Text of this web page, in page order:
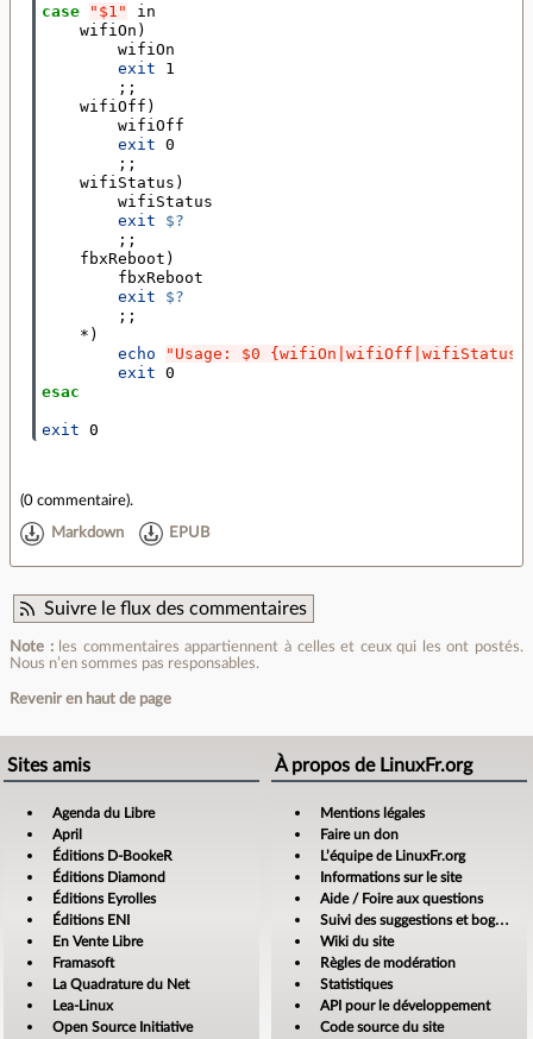
case "$1"
in
    wifiOn
)
        wifiOn
exit 1
        ;;
    wifiOff
)
        wifiOff
exit 0
        ;;
    wifiStatus
)
        wifiStatus
exit
$?
        ;;
    fbxReboot
)
        fbxReboot
exit
$?
        ;;
    *
)
echo
"Usage: $0
exit
esac
exit
(0 commentaire).
Markdown EPUB
Suivre le flux des commentaires
Note :les commentaires appartiennent à celles et ceux qui les ont postés.
Nous n’en sommes pas responsables.
Revenir en haut de page
Sites amis
Agenda du Libre
April
Éditions D-BookeR
Éditions Diamond
Éditions Eyrolles
Éditions ENI
En Vente Libre
Framasoft
La Quadrature du Net
Lea-Linux
Open Source Initiative
À propos de LinuxFr.org
Mentions légales
Faire un don
L’équipe de LinuxFr.org
Informations sur le site
Aide / Foire aux questions
Suivi des suggestions et bogues
Wiki du site
Règles de modération
Statistiques
API pour le développement
Code source du site